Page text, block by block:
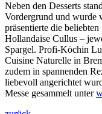
Neben den Desserts
Vordergrund und wurde
präsentierte die
Hollandaise Cullus –
Spargel. Profi-Köchin
Cuisine Naturelle in
zudem in spannenden
liebevoll angerichtet
Messe gesammelt unter